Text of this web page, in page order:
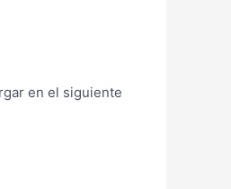
en el siguiente